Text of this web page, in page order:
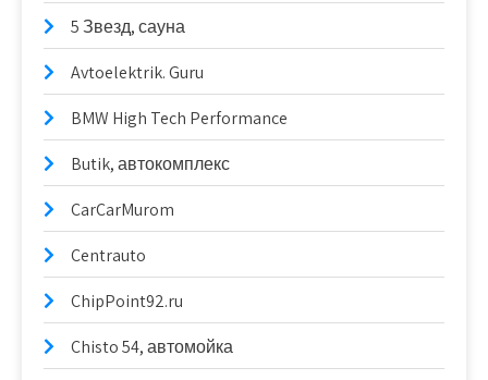
5 Звезд, сауна
Avtoelektrik. Guru
BMW High Tech Performance
Butik, автокомплекс
CarCarMurom
Centrauto
ChipPoint92.ru
Chisto 54, автомойка